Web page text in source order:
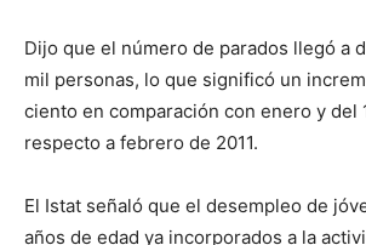
Dijo que el número de parados llegó a
mil personas, lo que significó un
ciento en comparación con enero y del
respecto a febrero de 2011.
El Istat señaló que el desempleo de
años de edad ya incorporados a la